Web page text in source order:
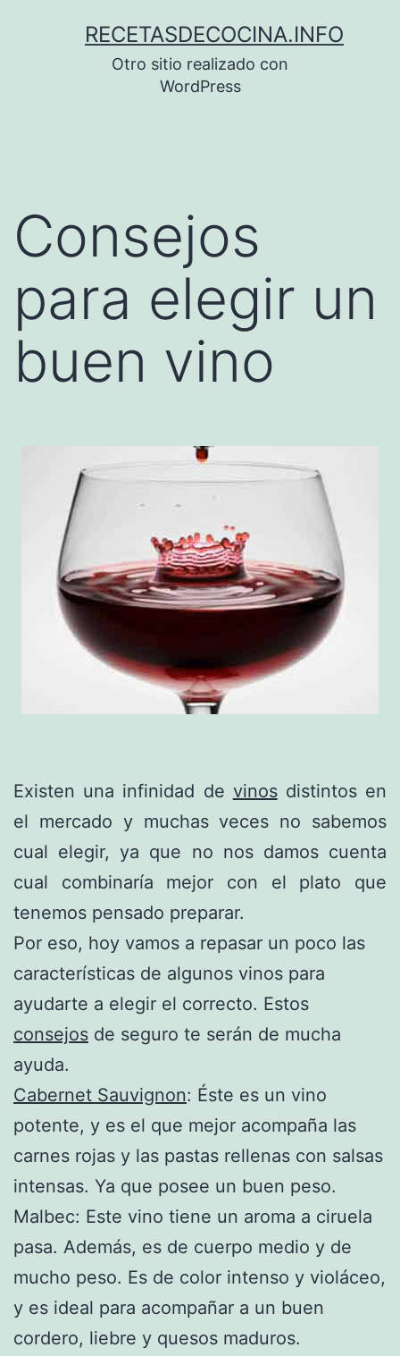
RECETASDECOCINA.INFO
Otro sitio realizado con
WordPress
Consejos
para elegir un
buen vino
Existen una infinidad de vinosdistintos en
el mercado y muchas veces no sabemos
cual elegir, ya que no nos damos cuenta
cual combinaría mejor con el plato que
tenemos pensado preparar.
Por eso, hoy vamos a repasar un poco las
características de algunos vinos para
ayudarte a elegir el correcto. Estos
consejos de seguro te serán de mucha
ayuda.
Cabernet Sauvignon: Éste es un vino
potente, y es el que mejor acompaña las
carnes rojas y las pastas rellenas con salsas
intensas. Ya que posee un buen peso.
Malbec: Este vino tiene un aroma a ciruela
pasa. Además, es de cuerpo medio y de
mucho peso. Es de color intenso y violáceo,
y es ideal para acompañar a un buen
cordero, liebre y quesos maduros.